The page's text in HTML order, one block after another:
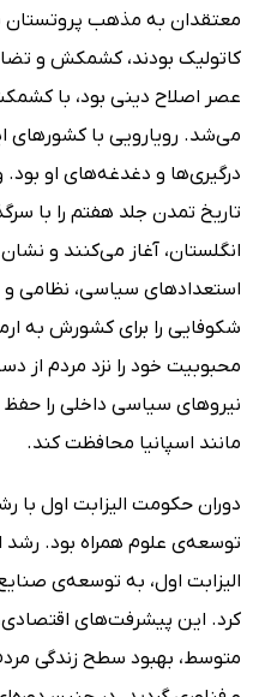
معتقدان به مذهب پروتستان
کاتولیک بودند، کشمکش و
عصر اصلاح دینی بود، با
می‌شد. رویارویی با کشورهای
درگیری‌ها و دغدغه‌های او بود.
تاریخ تمدن جلد هفتم را با
انگلستان، آغاز می‌کنند و
استعدادهای سیاسی، نظامی و
شکوفایی را برای کشورش به
محبوبیت خود را نزد مردم از
نیروهای سیاسی داخلی را
مانند اسپانیا محافظت کند.
دوران حکومت الیزابت اول با
توسعه‌ی علوم همراه بود. رشد
الیزابت اول، به توسعه‌ی
کرد. این پیشرفت‌های
متوسط، بهبود سطح زندگی